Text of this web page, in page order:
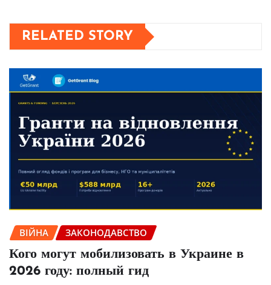
RELATED STORY
ВІЙНА ЗАКОНОДАВСТВО
Кого могут мобилизовать в Украине в
2026 году: полный гид